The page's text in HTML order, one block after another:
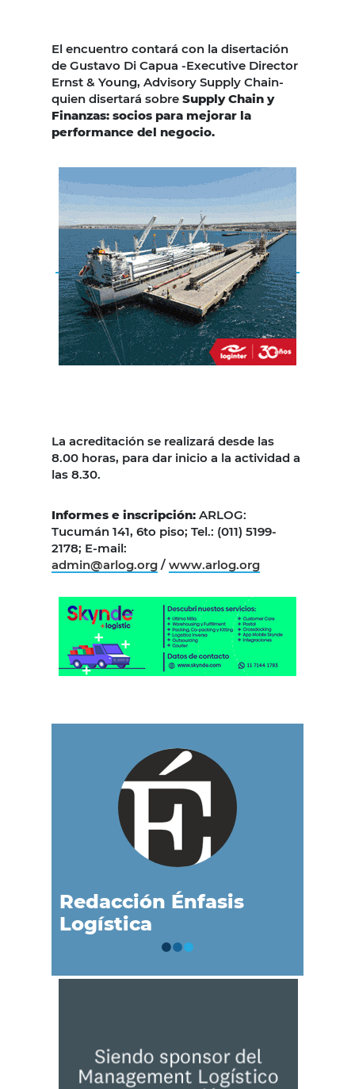
El encuentro contará con la disertación
de Gustavo Di Capua -Executive Director
Ernst & Young, Advisory Supply Chain-
quien disertará sobre Supply Chain y
Finanzas: socios para mejorar la
performance del negocio.
La acreditación se realizará desde las
8.00 horas, para dar inicio a la actividad a
las 8.30.
Informes e inscripción: ARLOG:
Tucumán 141, 6to piso; Tel.: (011) 5199-
2178; E-mail:
admin@arlog.org / www.arlog.org
Redacción Énfasis
Logística